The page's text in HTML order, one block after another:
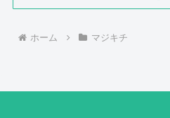
ホーム マジキチ